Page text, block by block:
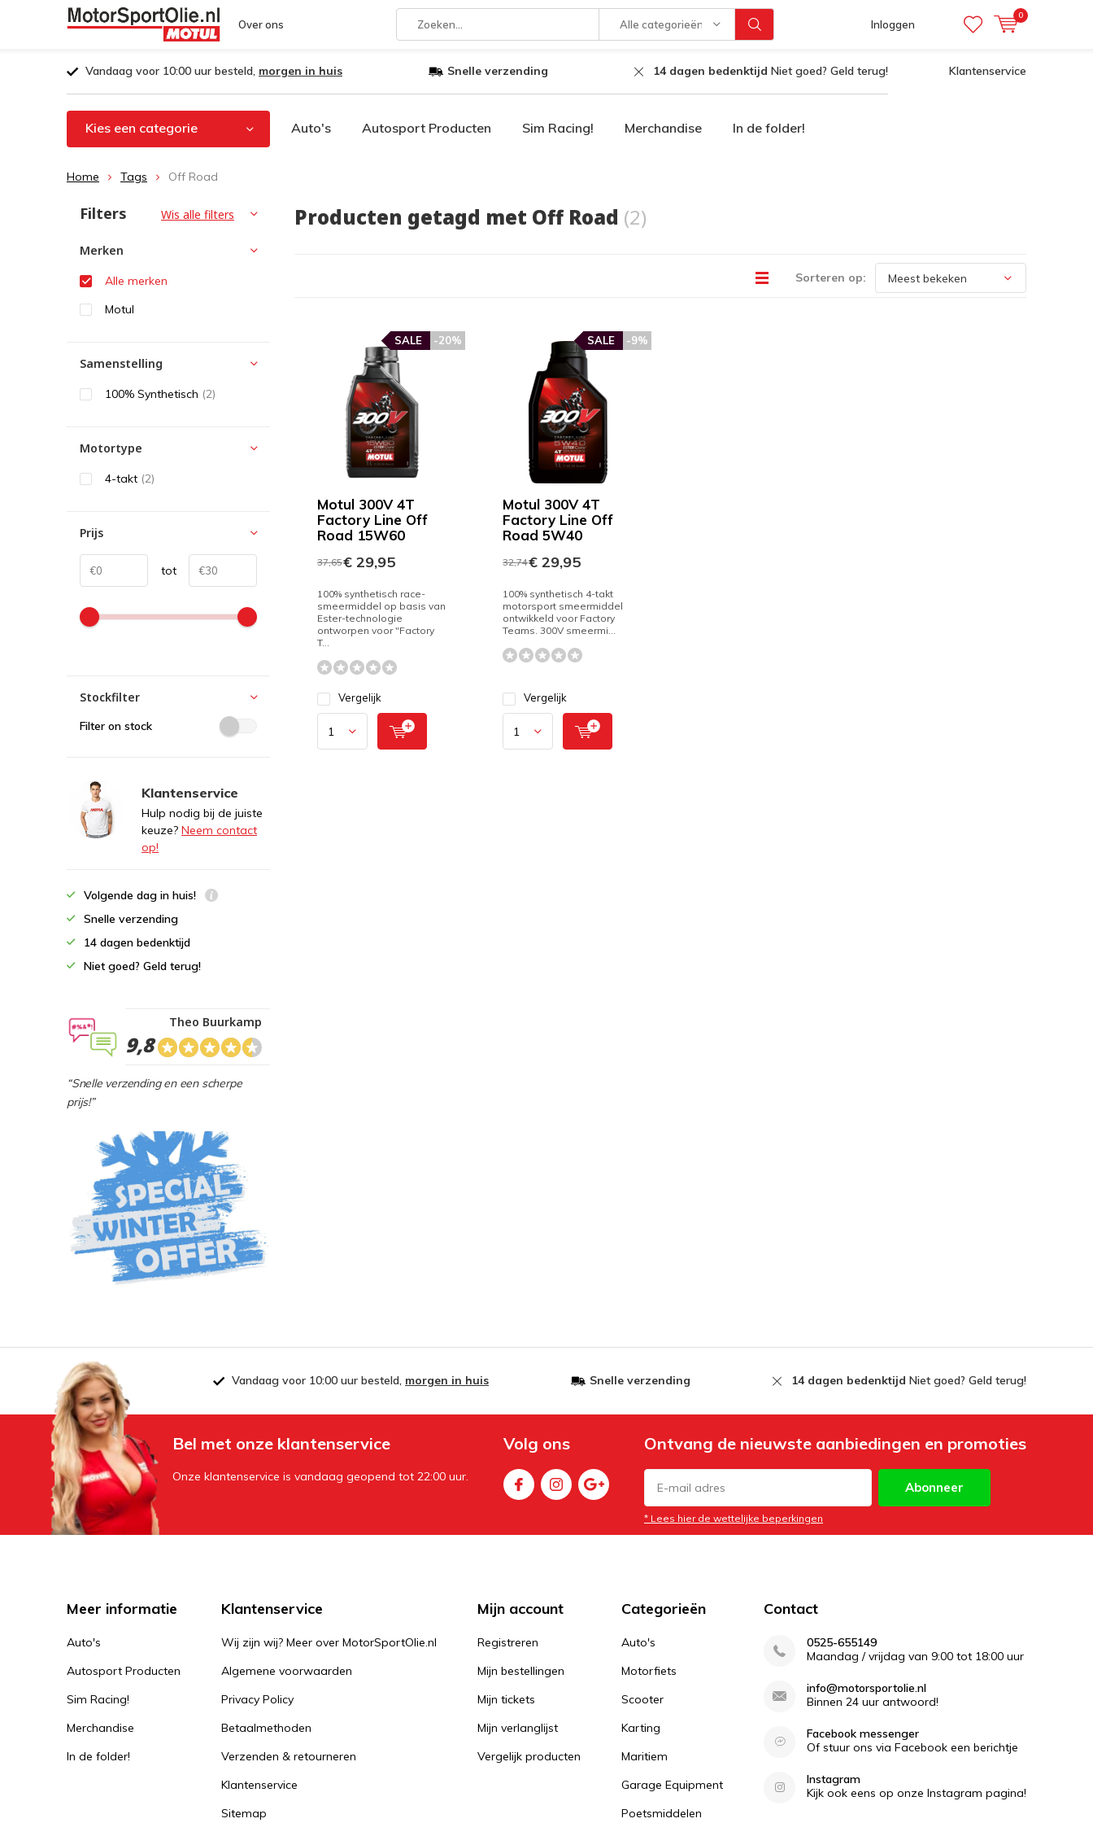
Over ons Alle categorieën Inloggen
0
Vandaag voor 10:00 uur besteld, morgen in huis Snelle verzending 14 dagen bedenktijd Niet goed? Geld terug! Klantenservice
Kies een categorie Auto's Autosport Producten Sim Racing! Merchandise In de folder!
Home Tags Off Road
Producten getagd met Off Road (2)
Sorteren op:
Motul 300V 4T
Factory Line Off
Road 15W60
-20%
SALE
37,65€ 29,95
100% synthetisch race-
smeermiddel op basis van
Ester-technologie
ontworpen voor "Factory
T...
Vergelijk
Motul 300V 4T
Factory Line Off
Road 5W40
-9%
SALE
32,74€ 29,95
100% synthetisch 4-takt
motorsport smeermiddel
ontwikkeld voor Factory
Teams. 300V smeermi...
Vergelijk
Filters Wis alle filters
Merken
Alle merken
Motul
Samenstelling
100% Synthetisch (2)
Motortype
4-takt (2)
Prijs
tot
Stockfilter
Filter on stock
Klantenservice
Hulp nodig bij de juiste
keuze? Neem contact
op!
Volgende dag in huis!
Snelle verzending
14 dagen bedenktijd
Niet goed? Geld terug!
9,8
Theo Buurkamp
“Snelle verzending en een scherpe
prijs!”
Vandaag voor 10:00 uur besteld, morgen in huis Snelle verzending 14 dagen bedenktijd Niet goed? Geld terug!
Bel met onze klantenservice
Onze klantenservice is vandaag geopend tot 22:00 uur.
Volg ons Ontvang de nieuwste aanbiedingen en promoties
Abonneer
* Lees hier de wettelijke beperkingen
Meer informatie
Auto's
Autosport Producten
Sim Racing!
Merchandise
In de folder!
Klantenservice
Wij zijn wij? Meer over MotorSportOlie.nl
Algemene voorwaarden
Privacy Policy
Betaalmethoden
Verzenden & retourneren
Klantenservice
Sitemap
Mijn account
Registreren
Mijn bestellingen
Mijn tickets
Mijn verlanglijst
Vergelijk producten
Categorieën
Auto's
Motorfiets
Scooter
Karting
Maritiem
Garage Equipment
Poetsmiddelen
Contact
0525-655149
Maandag / vrijdag van 9:00 tot 18:00 uur
info@motorsportolie.nl
Binnen 24 uur antwoord!
Facebook messenger
Of stuur ons via Facebook een berichtje
Instagram
Kijk ook eens op onze Instagram pagina!